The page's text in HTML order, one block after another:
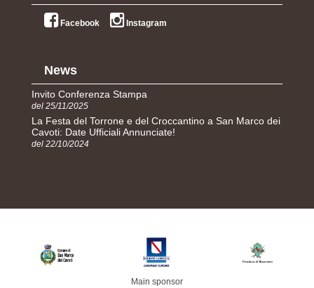
Facebook Instagram
News
Invito Conferenza Stampa
del 25/11/2025
La Festa del Torrone e del Croccantino a San Marco dei
Cavoti: Date Ufficiali Annunciate!
del 22/10/2024
Main sponsor